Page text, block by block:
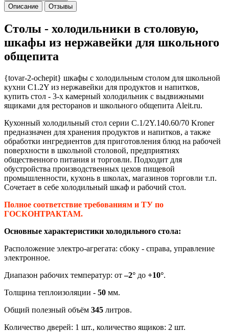
Описание
Отзывы
Столы - холодильники в столовую,
шкафы из нержавейки для школьного
общепита
{tovar-2-ochepit} шкафы с холодильным столом для школьной
кухни C1.2Y из нержавейки для продуктов и напитков,
купить стол - 3-х камерный холодильник с выдвижными
ящиками для ресторанов и школьного общепита Aleit.ru.
Кухонный холодильный стол серии C.1/2Y.140.60/70 Kroner
предназначен для хранения продуктов и напитков, а также
обработки ингредиентов для приготовления блюд на рабочей
поверхности в школьной столовой, предприятиях
общественного питания и торговли. Подходит для
обустройства производственных цехов пищевой
промышленности, кухонь в школах, магазинов торговли т.п.
Сочетает в себе холодильный шкаф и рабочий стол.
Полное соответствие требованиям и ТУ по
ГОСКОНТРАКТАМ.
Основные характеристики холодильного стола:
Расположение электро-агрегата: сбоку - справа, управление
электронное.
Диапазон рабочих температур: от–2° до +10°.
Толщина теплоизоляции - 50 мм.
Общий полезный объём 345 литров.
Количество дверей: 1 шт., количество ящиков: 2 шт.